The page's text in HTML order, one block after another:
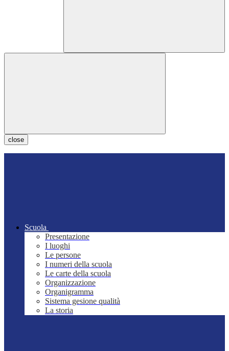
close
Scuola
Presentazione
I luoghi
Le persone
I numeri della scuola
Le carte della scuola
Organizzazione
Organigramma
Sistema gesione qualità
La storia